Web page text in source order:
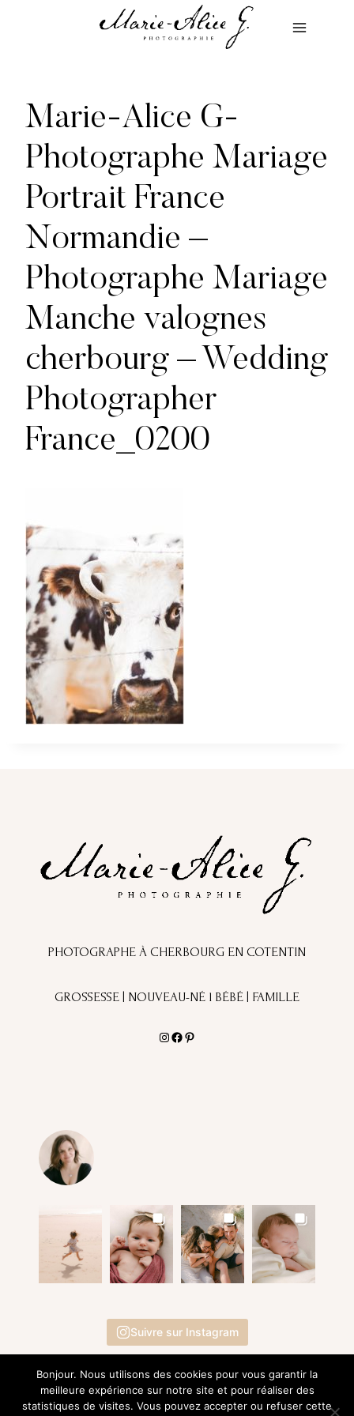
Marie-Alice G-
Photographe Mariage
Portrait France
Normandie –
Photographe Mariage
Manche valognes
cherbourg – Wedding
Photographer
France_0200
PHOTOGRAPHE À CHERBOURG EN COTENTIN
GROSSESSE | NOUVEAU-NÉ l BÉBÉ | FAMILLE
Instagram
Facebook
Pinterest
Suivre sur Instagram
Bonjour. Nous utilisons des cookies pour vous garantir la
meilleure expérience sur notre site et pour réaliser des
statistiques de visites. Vous pouvez accepter ou refuser cette